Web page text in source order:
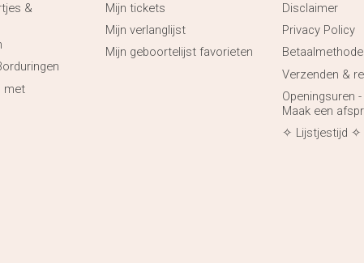
&
met
Mijn tickets
Mijn verlanglijst
Mijn geboortelijst favorieten
Disclaimer
Privacy Policy
Verzenden &
Openingsuren
Maak een
✧ Lijstjestijd ✧